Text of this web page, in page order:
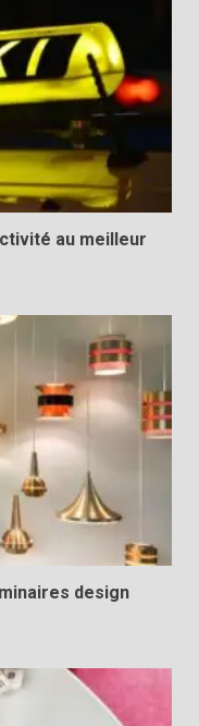
au meilleur
design